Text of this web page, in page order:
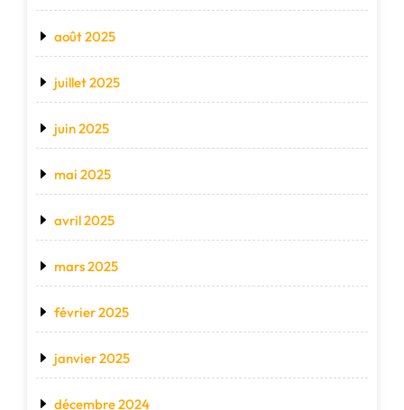
août 2025
juillet 2025
juin 2025
mai 2025
avril 2025
mars 2025
février 2025
janvier 2025
décembre 2024